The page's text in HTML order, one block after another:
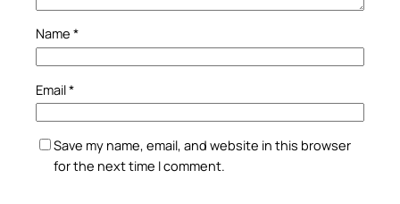
Name *
Email*
Save my name, email, and website in this browser
for the next time I comment.